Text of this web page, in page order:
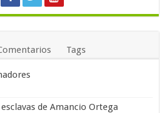
Tags
de Amancio Ortega